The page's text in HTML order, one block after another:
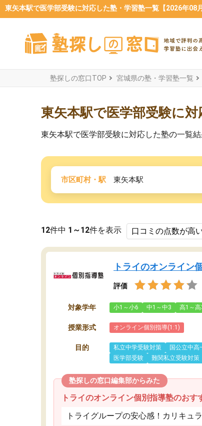
東矢本駅で医学部受験に対応した塾・学習塾一覧【2026年08月
塾探しの窓口TOP 宮城県の塾・学習塾一覧
東矢本駅で医学部受験に
東矢本駅で医学部受験に対応した塾の一覧
市区町村・駅 東矢本駅
12件中 1～12件を表示
トライのオンライン
評価
対象学年 小1～小6 中1～中3 高1～高
授業形式 オンライン個別指導(1:1)
目的 私立中学受験対策 国公立中高
医学部受験
難関私立受験対策
塾探しの窓口編集部からみた
トライのオンライン個別指導塾のおす
トライグループの安心感！カリキュ